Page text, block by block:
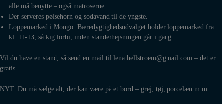
alle må benytte – også matroserne.
Der serveres pølsehorn og sodavand til de yngste.
Loppemarked i Mongo. Bæredygtighedsudvalget holder loppemarked fra
kl. 11-13, så kig forbi, inden standerhejsningen går i gang.
Vil du have en stand, så send en mail til lena.hellstroem@gmail.com – det er
gratis.
NYT: Du må sælge alt, der kan være på et bord – grej, tøj, porcelæn m.m.